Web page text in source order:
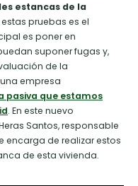
estancas de la
pruebas es el
es poner en
suponer fugas y,
de la
empresa
pasiva que estamos
. En este nuevo
Santos, responsable
encarga de realizar estos
de esta vivienda.